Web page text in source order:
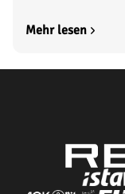
Mehr lesen